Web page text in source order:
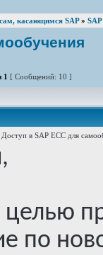
касающимся SAP»
1 [ Сообщений: 10 ]
Доступ в SAP ECC для
целью
по